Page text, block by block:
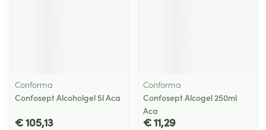
Conforma
Confosept Alcoholgel 5l Aca
€ 105,13
Conforma
Confosept Alcogel 250ml
Aca
€ 11,29